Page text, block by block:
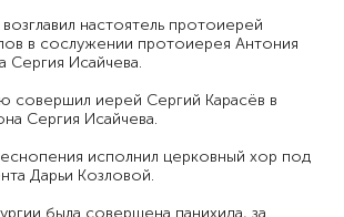
настоятель протоиерей
в сослужении протоиерея Антония
Сергия Исайчева.
совершил иерей Сергий Карасёв в
Сергия Исайчева.
исполнил церковный хор под
Дарьи Козловой.
была совершена панихида, за